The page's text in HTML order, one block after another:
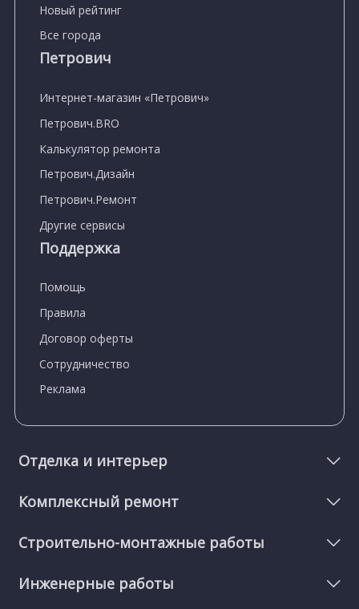
Новый рейтинг
Все города
Петрович
Интернет-магазин «Петрович»
Петрович.BRO
Калькулятор ремонта
Петрович.Дизайн
Петрович.Ремонт
Другие сервисы
Поддержка
Помощь
Правила
Договор оферты
Сотрудничество
Реклама
Отделка и интерьер
Комплексный ремонт
Строительно-монтажные работы
Инженерные работы